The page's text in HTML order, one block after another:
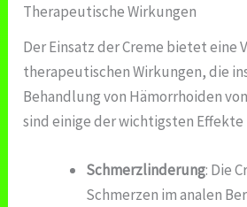
Therapeutische Wirkungen
Der Einsatz der Creme bietet eine
therapeutischen Wirkungen, die
Behandlung von Hämorrhoiden
sind einige der wichtigsten
Schmerzlinderung: Die
Schmerzen im analen